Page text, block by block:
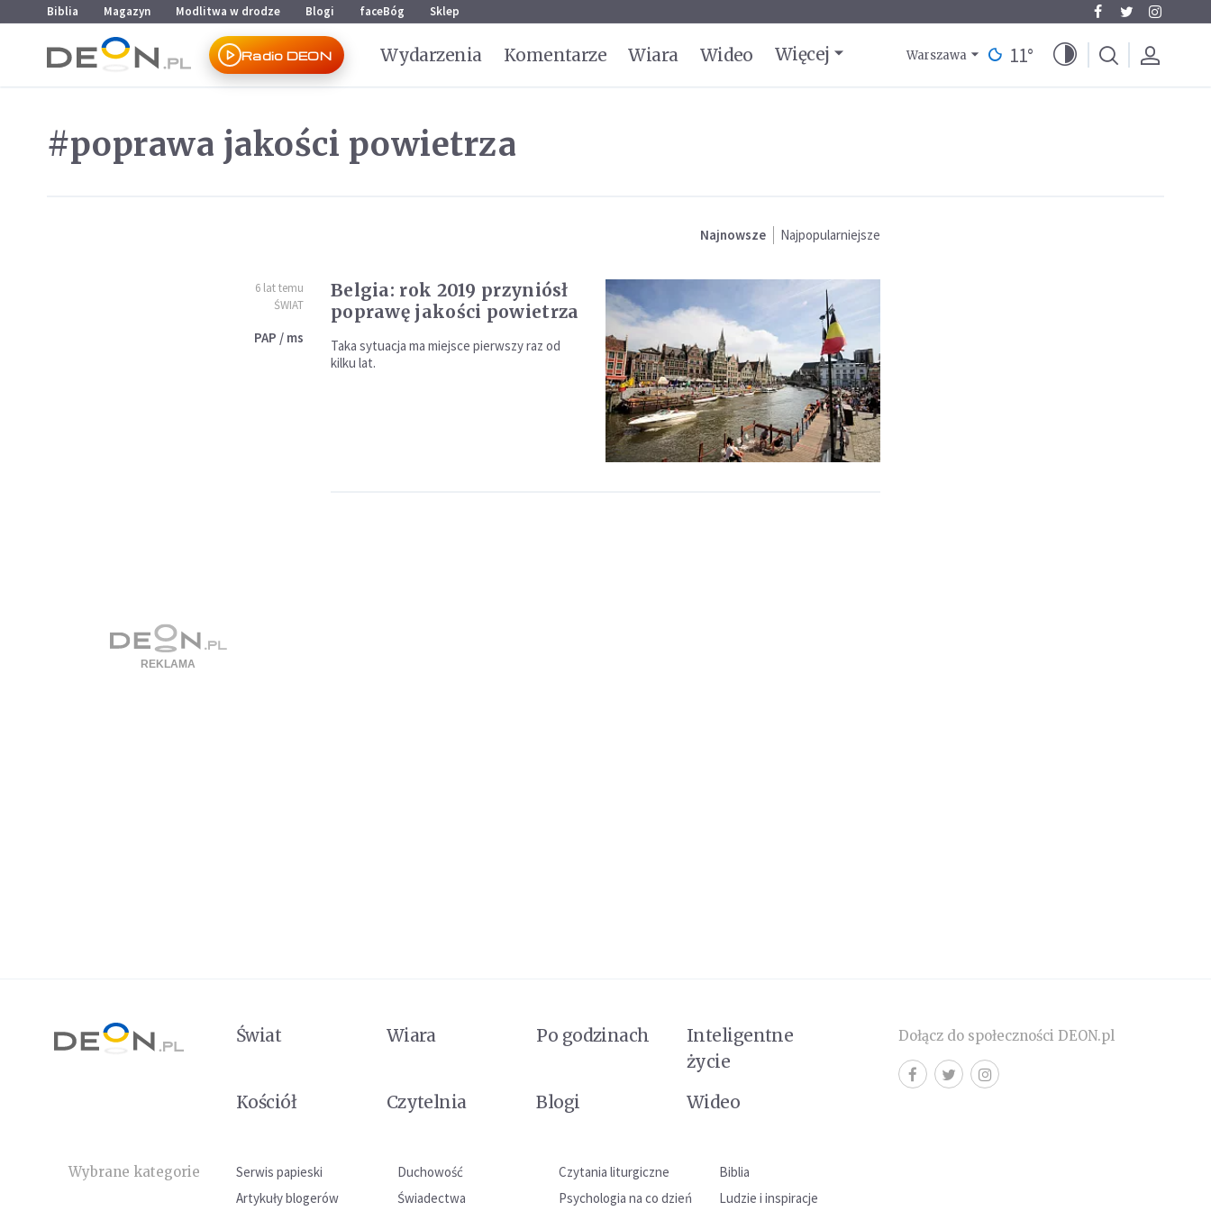
Przejdź do menu głównego
Przejdź do treści
Biblia Magazyn Modlitwa w drodze Blogi faceBóg Sklep
Radio DEON Wydarzenia Komentarze Wiara Wideo Więcej Warszawa 11°
#poprawa jakości powietrza
Najnowsze Najpopularniejsze
6 lat temu
ŚWIAT
PAP / ms
Belgia: rok 2019 przyniósł
poprawę jakości powietrza
Taka sytuacja ma miejsce pierwszy raz od
kilku lat.
Świat Wiara Po godzinach
Inteligentne
życie
Kościół
Czytelnia Blogi Wideo
Wybrane kategorie Serwis papieski Duchowość Czytania liturgiczne
Biblia
Artykuły blogerów
Świadectwa Psychologia na co dzień Ludzie i inspiracje
Dołącz do społeczności DEON.pl